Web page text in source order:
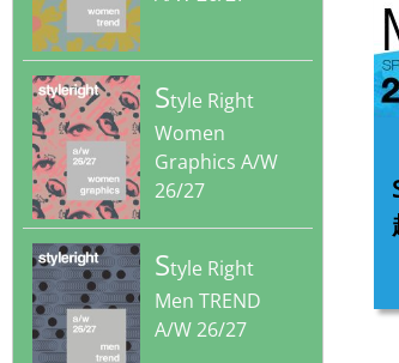
Style Right
Women
Graphics A/W
26/27
Style Right
Men TREND
A/W 26/27